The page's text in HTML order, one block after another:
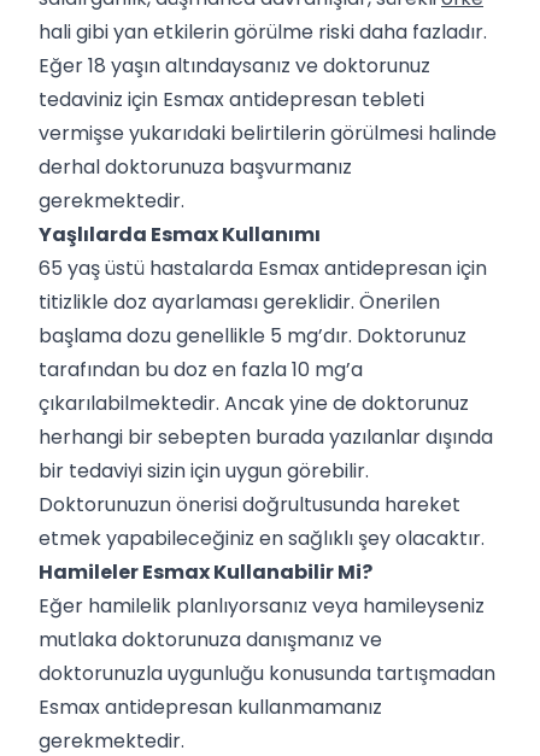
hali gibi yan etkilerin görülme riski daha fazladır.
Eğer 18 yaşın altındaysanız ve doktorunuz
tedaviniz için Esmax antidepresan tebleti
vermişse yukarıdaki belirtilerin görülmesi halinde
derhal doktorunuza başvurmanız
gerekmektedir.
Yaşlılarda Esmax Kullanımı
65 yaş üstü hastalarda Esmax antidepresan için
titizlikle doz ayarlaması gereklidir. Önerilen
başlama dozu genellikle 5 mg’dır. Doktorunuz
tarafından bu doz en fazla 10 mg’a
çıkarılabilmektedir. Ancak yine de doktorunuz
herhangi bir sebepten burada yazılanlar dışında
bir tedaviyi sizin için uygun görebilir.
Doktorunuzun önerisi doğrultusunda hareket
etmek yapabileceğiniz en sağlıklı şey olacaktır.
Hamileler Esmax Kullanabilir Mi?
Eğer hamilelik planlıyorsanız veya hamileyseniz
mutlaka doktorunuza danışmanız ve
doktorunuzla uygunluğu konusunda tartışmadan
Esmax antidepresan kullanmamanız
gerekmektedir.